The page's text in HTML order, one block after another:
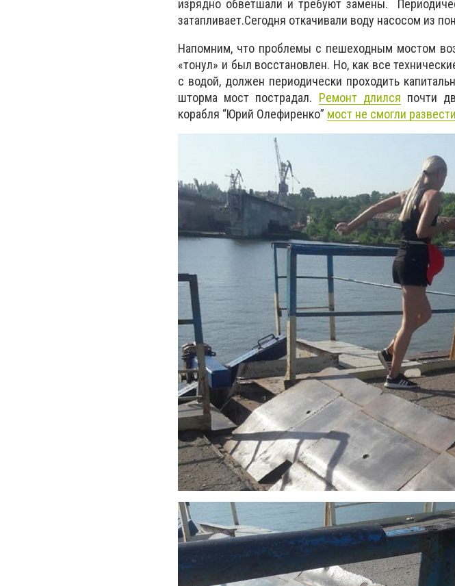
изрядно обветшали и требуют замены.
затапливает.Сегодня откачивали воду насосом из
Напомним, что проблемы с пешеходным мостом
«тонул» и был восстановлен. Но, как все
с водой, должен периодически проходить
шторма мост пострадал. Ремонт длился почти
корабля “Юрий Олефиренко” мост не смогли развести